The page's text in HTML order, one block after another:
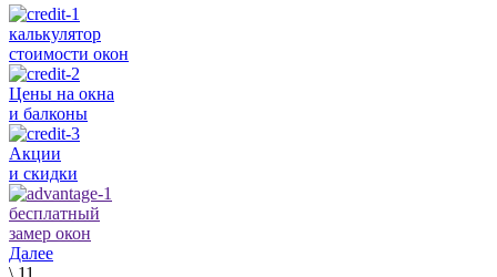
калькулятор
стоимости окон
Цены на окна
и балконы
Акции
и скидки
бесплатный
замер окон
Далее
\ 11